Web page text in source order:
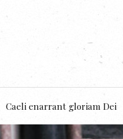
Caeli enarrant gloriam Dei